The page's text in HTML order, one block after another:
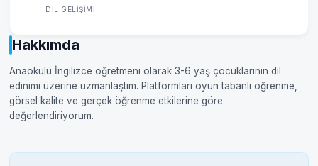
DIL GELIŞIMI
Hakkımda
Anaokulu İngilizce öğretmeni olarak 3-6 yaş çocuklarının dil
edinimi üzerine uzmanlaştım. Platformları oyun tabanlı öğrenme,
görsel kalite ve gerçek öğrenme etkilerine göre
değerlendiriyorum.